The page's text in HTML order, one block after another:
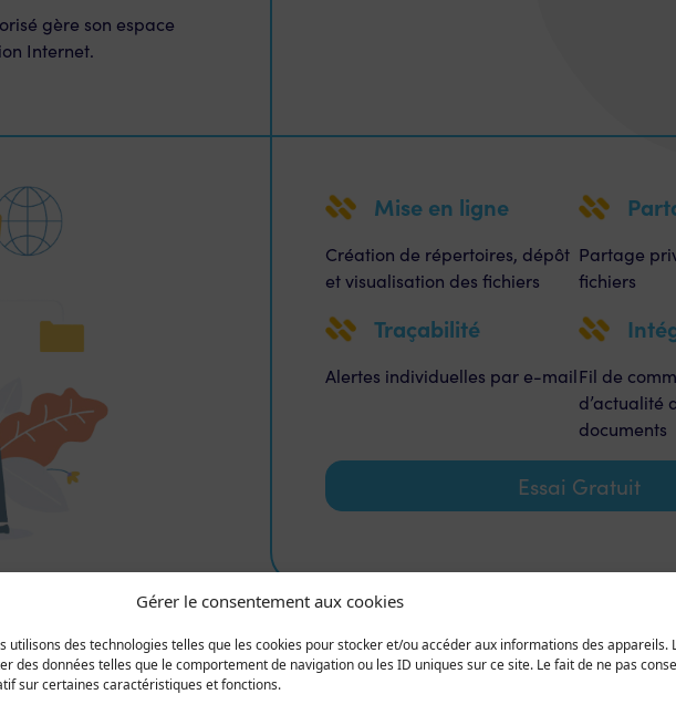
Gérer le consentement aux cookies
utilisons des technologies telles que les cookies pour stocker et/ou accéder aux informations des appareils.
des données telles que le comportement de navigation ou les ID uniques sur ce site. Le fait de ne pas
sur certaines caractéristiques et fonctions.
gère son espace
Internet.
Mise en ligne
Création de répertoires, dépôt
et visualisation des fichiers
Partage
fichiers
Traçabilité
Alertes individuelles par e-mailFil de
d’actualité
documents
Essai Gratuit